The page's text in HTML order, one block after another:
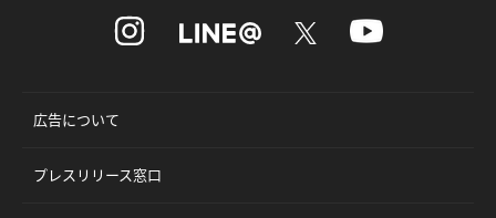
広告について
プレスリリース窓口